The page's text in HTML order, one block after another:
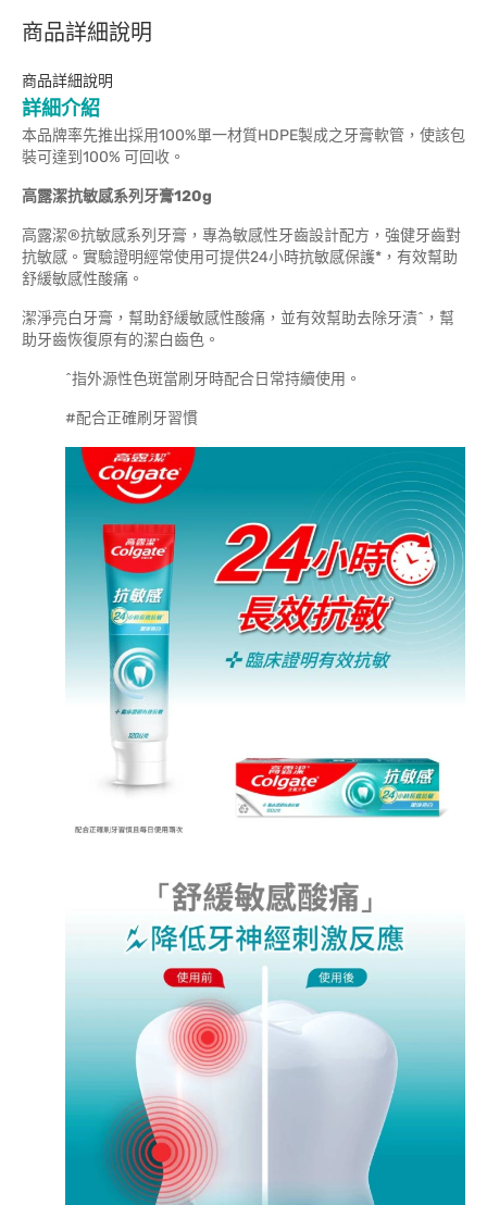
商品詳細說明
商品詳細說明
詳細介紹
本品牌率先推出採用100%單一材質HDPE製成之牙膏軟管，使該包
裝可達到100% 可回收。
高露潔抗敏感系列牙膏120g
高露潔®抗敏感系列牙膏，專為敏感性牙齒設計配方，強健牙齒對
抗敏感。實驗證明經常使用可提供24小時抗敏感保護*，有效幫助
舒緩敏感性酸痛。
潔淨亮白牙膏，幫助舒緩敏感性酸痛，並有效幫助去除牙漬^，幫
助牙齒恢復原有的潔白齒色。
^指外源性色斑當刷牙時配合日常持續使用。
#配合正確刷牙習慣